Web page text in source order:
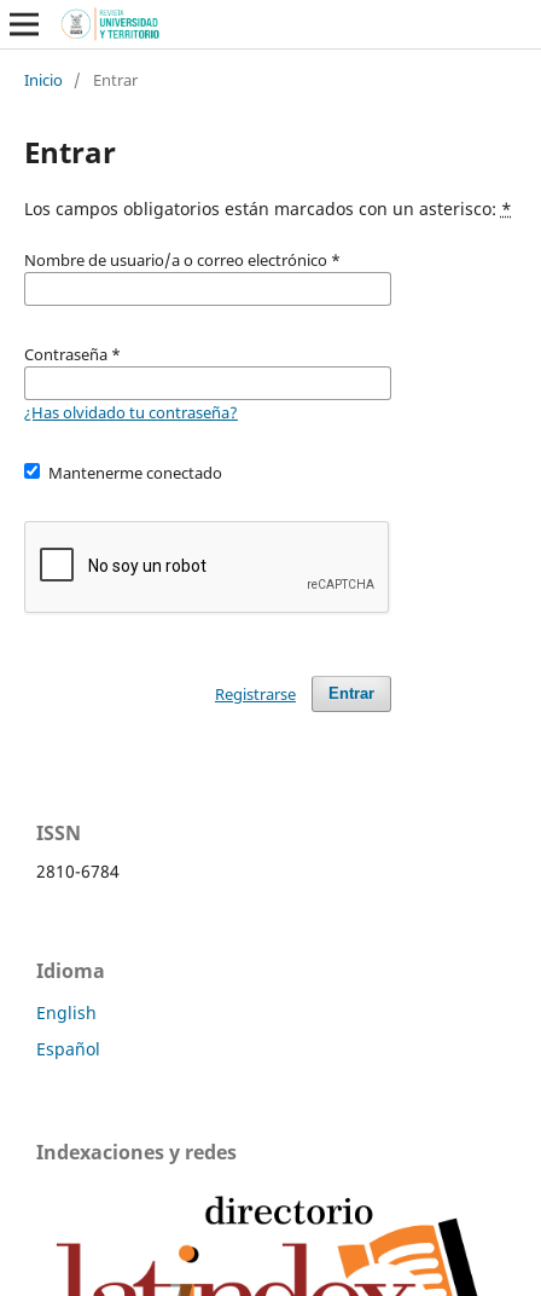
Inicio / Entrar
Entrar
Los campos obligatorios están marcados con un asterisco: *
Nombre de usuario/a o correo electrónico *
Contraseña *
¿Has olvidado tu contraseña?
Mantenerme conectado
Entrar
Registrarse
ISSN
2810-6784
Idioma
English
Español
Indexaciones y redes